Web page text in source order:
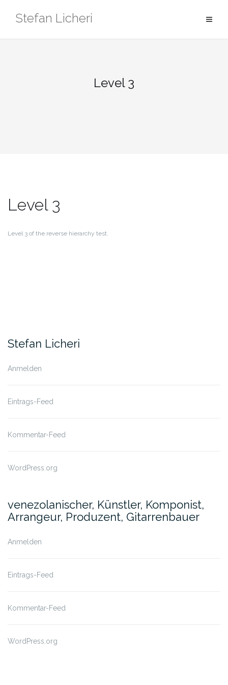
InhaltStefan Licheri
Level 3
Level 3
Level 3 of the reverse hierarchy test.
Stefan Licheri
Anmelden
Eintrags-Feed
Kommentar-Feed
WordPress.org
venezolanischer, Künstler, Komponist,
Arrangeur, Produzent, Gitarrenbauer
Anmelden
Eintrags-Feed
Kommentar-Feed
WordPress.org